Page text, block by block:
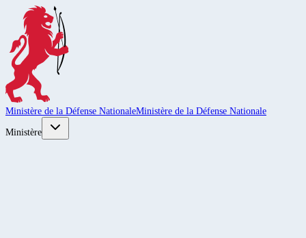
Ministère de la Défense NationaleMinistère de la Défense Nationale
Ministère